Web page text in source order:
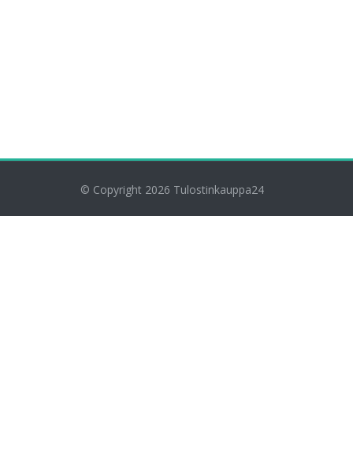
© Copyright 2026 Tulostinkauppa24